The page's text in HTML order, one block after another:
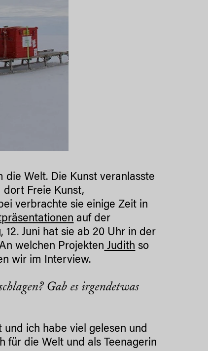
die Welt. Die Kunst veranlasste
dort Freie Kunst,
verbrachte sie einige Zeit in
auf der
Juni hat sie ab 20 Uhr in der
welchen Projekten Judith so
wir im Interview.
Gab es irgendetwas
ich habe viel gelesen und
für die Welt und als Teenagerin